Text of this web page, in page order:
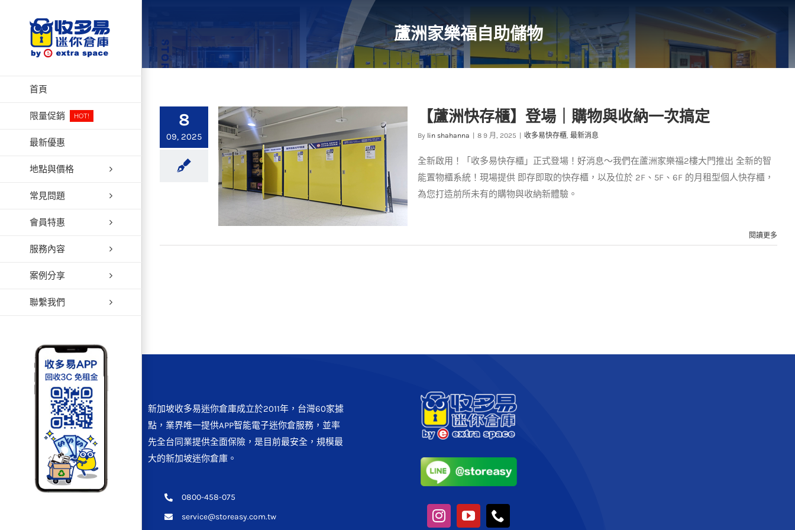
首頁
限量促銷 HOT!
最新優惠
地點與價格
常見問題
會員特惠
服務內容
案例分享
聯繫我們
蘆洲家樂福自助儲物
8
09, 2025
【蘆洲快存櫃】登場｜購物與收納一次搞定
By lin shahanna 8 9 月, 2025 收多易快存櫃, 最新消息
全新啟用！「收多易快存櫃」正式登場！好消息～我們在蘆洲家樂福2樓大門推出 全新的智
能置物櫃系統！現場提供 即存即取的快存櫃，以及位於 2F、5F、6F 的月租型個人快存櫃，
為您打造前所未有的購物與收納新體驗。
閱讀更多
新加坡收多易迷你倉庫成立於2011年，台灣60家據
點，業界唯一提供APP智能電子迷你倉服務，並率
先全台同業提供全面保險，是目前最安全，規模最
大的新加坡迷你倉庫。
0800-458-075
service@storeasy.com.tw